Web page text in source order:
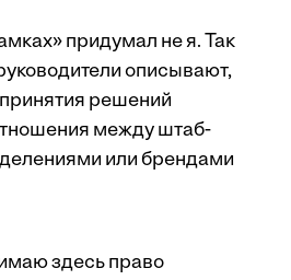
придумал не я. Так
описывают,
решений
между штаб-
или брендами
здесь право